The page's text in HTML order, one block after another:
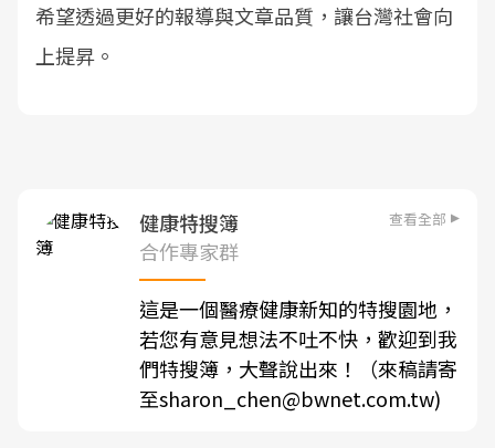
希望透過更好的報導與文章品質，讓台灣社會向
上提昇。
健康特搜簿 查看全部
合作專家群
這是一個醫療健康新知的特搜園地，
若您有意見想法不吐不快，歡迎到我
們特搜簿，大聲說出來！（來稿請寄
至sharon_chen@bwnet.com.tw)